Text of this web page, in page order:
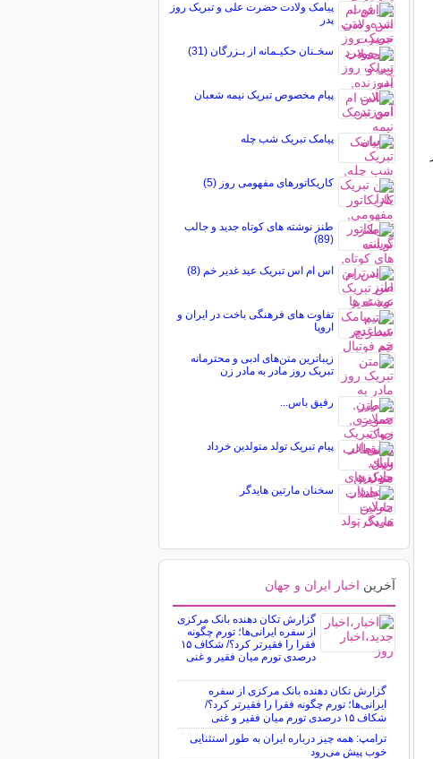
پیامک ولادت حضرت علی و تبریک روز
پدر
سخـنان حکیـمانه از بـزرگان (31)
پیام مخصوص تبریک نيمه شعبان
پیامک تبریک شب چله
کاریکاتورهای مفهومی روز (5)
طنز نوشته های کوتاه جدید و جالب
(89)
اس ام اس تبریک عید غدیر خم (8)
تفاوت های فرهنگی باخت در ایران و
اروپا
زیباترین متن‌های ادبی و محترمانه
تبریک روز مادر به مادر زن
رفیق باس...
پیام تبریک تولد متولدین خرداد
سخنان مارتین هایدگر
آخرین اخبار ایران و جهان
گزارش تکان‌ دهنده بانک مرکزی
از سفره ایرانی‌ها؛ تورم چگونه
فقرا را فقیرتر کرد؟/ شکاف ۱۵
درصدی تورم میان فقیر و غنی
گزارش تکان‌ دهنده بانک مرکزی از سفره
ایرانی‌ها؛ تورم چگونه فقرا را فقیرتر کرد؟/
شکاف ۱۵ درصدی تورم میان فقیر و غنی
ترامپ: همه چیز درباره ایران به طور استثنایی
خوب پیش می‌رود